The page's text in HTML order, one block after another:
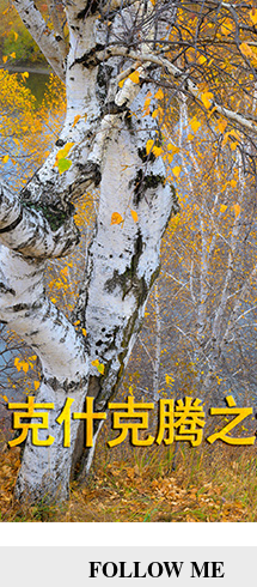
FOLLOW ME